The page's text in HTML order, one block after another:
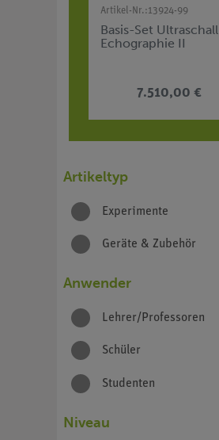
Artikel-Nr.:13924-99
Basis-Set Ultraschall
Echographie II
7.510,00 €
Artikeltyp
Experimente
Geräte & Zubehör
Anwender
Lehrer/Professoren
Schüler
Studenten
Niveau